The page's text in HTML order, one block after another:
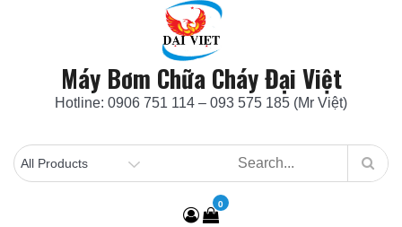
Máy Bơm Chữa Cháy Đại Việt
Hotline: 0906 751 114 – 093 575 185 (Mr Việt)
0